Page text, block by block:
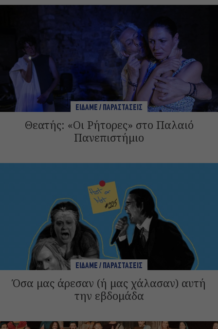
ΕΙΔΑΜΕ / ΠΑΡΑΣΤΑΣΕΙΣ
Θεατής: «Οι Ρήτορες» στο Παλαιό
Πανεπιστήμιο
ΕΙΔΑΜΕ / ΠΑΡΑΣΤΑΣΕΙΣ
Όσα μας άρεσαν (ή μας χάλασαν) αυτή
την εβδομάδα